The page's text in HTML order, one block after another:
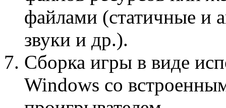
файлами (статичные и
звуки и др.).
Сборка игры в виде
Windows со